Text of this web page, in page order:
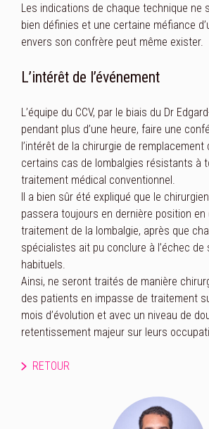
Les indications de chaque technique ne
bien définies et une certaine méfiance
envers son confrère peut même exister.
L’intérêt de l’événement
L’équipe du CCV, par le biais du Dr
pendant plus d’une heure, faire une
l’intérêt de la chirurgie de remplacement
certains cas de lombalgies résistants à
traitement médical conventionnel.
Il a bien sûr été expliqué que le
passera toujours en dernière position
traitement de la lombalgie, après que
spécialistes ait pu conclure à l’échec
habituels.
Ainsi, ne seront traités de manière
des patients en impasse de traitement
mois d’évolution et avec un niveau de
retentissement majeur sur leurs
RETOUR